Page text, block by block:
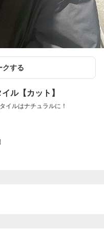
クする
ル【カット】
イルはナチュラルに！